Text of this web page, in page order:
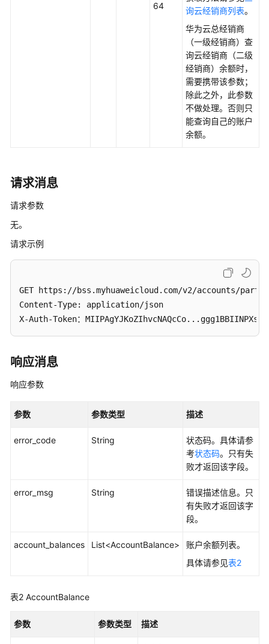
管
账
管
理
置
信
息
理
工
单
线
附
频
文
下
64
询云经销商列表。
华为云总经销商
（一级经销商）查
询云经销商（二级
经销商）余额时，
需要携带该参数；
除此之外，此参数
不做处理。否则只
能查询自己的账户
余额。
请求消息
请求参数
无。
请求示例
GET https://bss.myhuaweicloud.com/v2/accounts/
Content-Type: application/json
X-Auth-Token：
响应消息
响应参数
参数 参数类型 描述
error_code String
状态码。具体请参
考状态码。只有失
败才返回该字段。
error_msg String
错误描述信息。只
有失败才返回该字
段。
account_balances List<AccountBalance>
账户余额列表。
具体请参见表2
表2 AccountBalance
参数 参数类型 描述